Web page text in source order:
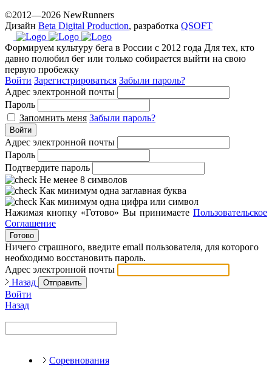
©2012—2026 NewRunners
Дизайн Beta Digital Production, разработка QSOFT
Формируем культуру бега в России с 2012 года Для тех, кто
давно полюбил бег или только собирается выйти на свою
первую пробежку
Войти Зарегистрироваться Забыли пароль?
Адрес электронной почты
Пароль
Запомнить меня Забыли пароль?
Войти
Адрес электронной почты
Пароль
Подтвердите пароль
Не менее 8 символов
Как минимум одна заглавная буква
Как минимум одна цифра или символ
Нажимая кнопку «Готово» Вы принимаете Пользовательское
Соглашение
Готово
Ничего страшного, введите email пользователя, для которого
необходимо восстановить пароль.
Адрес электронной почты
Назад
Отправить
Войти
Назад
Соревнования